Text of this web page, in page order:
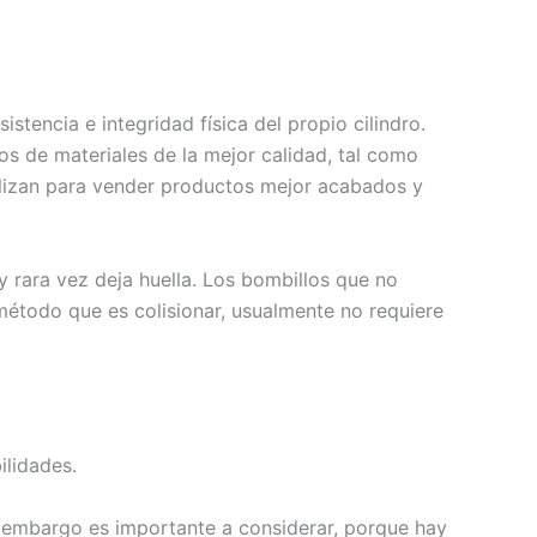
e integridad física del propio cilindro.
de materiales de la mejor calidad, tal como
para vender productos mejor acabados y
vez deja huella. Los bombillos que no
que es colisionar, usualmente no requiere
es importante a considerar, porque hay